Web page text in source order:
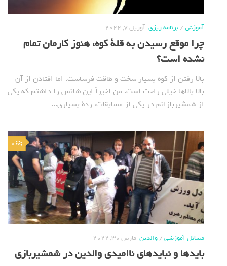
آموزش/برنامه ریزی آوریل 7, 2022
چرا موقع رسیدن به قلة کوه، هنوز کارمان تمام
نشده است؟
بالا رفتن از کوه بسیار سخت و طاقت فرساست. اما افتادن از آن
بالا بالاها خیلی راحت است. من اخیراً این شانس را داشتم که یکی
از شمشیربازانم در یکی از مسابقات، ردة بسیاری...
0
مسائل آموزشی/والدین مارس 30, 2022
بایدها و نبایدهای ناامیدی والدین در شمشیربازی